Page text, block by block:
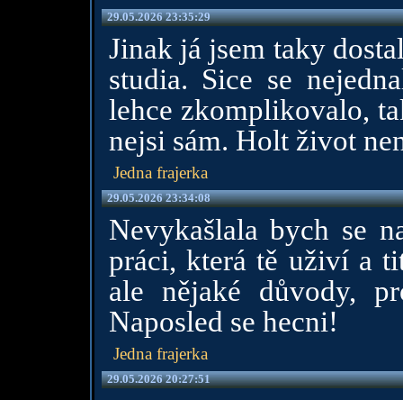
29.05.2026 23:35:29
Jinak já jsem taky
studia. Sice se
lehce zkomplikovalo,
nejsi sám. Holt život
Jedna frajerka
29.05.2026 23:34:08
Nevykašlala bych se
práci, která tě uživí a
ale nějaké důvody,
Naposled se hecni!
Jedna frajerka
29.05.2026 20:27:51